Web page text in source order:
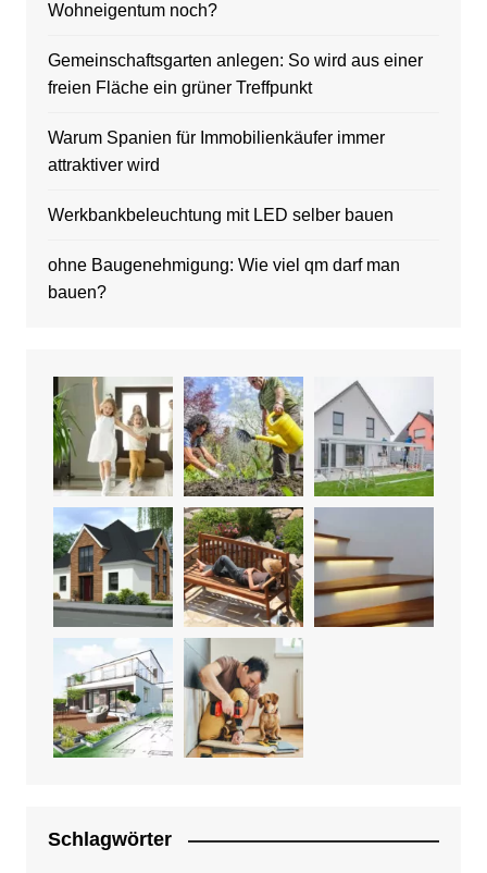
Wohneigentum noch?
Gemeinschaftsgarten anlegen: So wird aus einer
freien Fläche ein grüner Treffpunkt
Warum Spanien für Immobilienkäufer immer
attraktiver wird
Werkbankbeleuchtung mit LED selber bauen
ohne Baugenehmigung: Wie viel qm darf man
bauen?
Schlagwörter